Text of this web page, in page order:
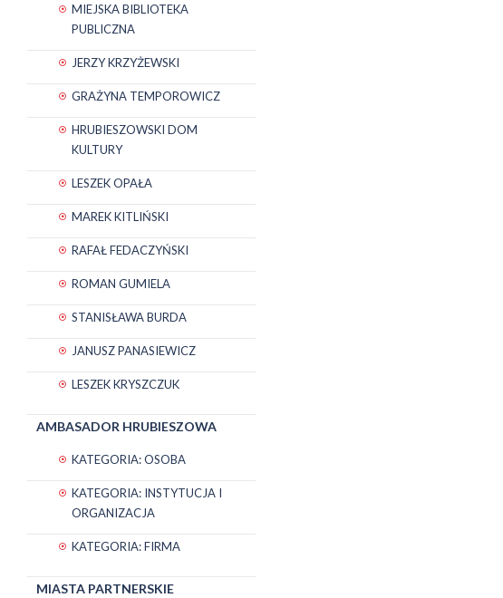
MIEJSKA BIBLIOTEKA
PUBLICZNA
JERZY KRZYŻEWSKI
GRAŻYNA TEMPOROWICZ
HRUBIESZOWSKI DOM
KULTURY
LESZEK OPAŁA
MAREK KITLIŃSKI
RAFAŁ FEDACZYŃSKI
ROMAN GUMIELA
STANISŁAWA BURDA
JANUSZ PANASIEWICZ
LESZEK KRYSZCZUK
AMBASADOR HRUBIESZOWA
KATEGORIA: OSOBA
KATEGORIA: INSTYTUCJA I
ORGANIZACJA
KATEGORIA: FIRMA
MIASTA PARTNERSKIE